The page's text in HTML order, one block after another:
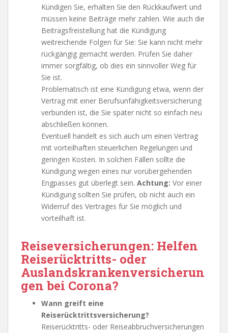
Kündigen Sie, erhalten Sie den Rückkaufwert und
müssen keine Beiträge mehr zahlen. Wie auch die
Beitragsfreistellung hat die Kündigung
weitreichende Folgen für Sie: Sie kann nicht mehr
rückgängig gemacht werden. Prüfen Sie daher
immer sorgfältig, ob dies ein sinnvoller Weg für
Sie ist.
Problematisch ist eine Kündigung etwa, wenn der
Vertrag mit einer Berufsunfähigkeitsversicherung
verbunden ist, die Sie später nicht so einfach neu
abschließen können.
Eventuell handelt es sich auch um einen Vertrag
mit vorteilhaften steuerlichen Regelungen und
geringen Kosten. In solchen Fällen sollte die
Kündigung wegen eines nur vorübergehenden
Engpasses gut überlegt sein. Achtung: Vor einer
Kündigung sollten Sie prüfen, ob nicht auch ein
Widerruf des Vertrages für Sie möglich und
vorteilhaft ist.
Reiseversicherungen: Helfen
Reiserücktritts- oder
Auslandskrankenversicherun
gen bei Corona?
Wann greift eine
Reiserücktrittsversicherung?
Reiserücktritts- oder Reiseabbruchversicherungen